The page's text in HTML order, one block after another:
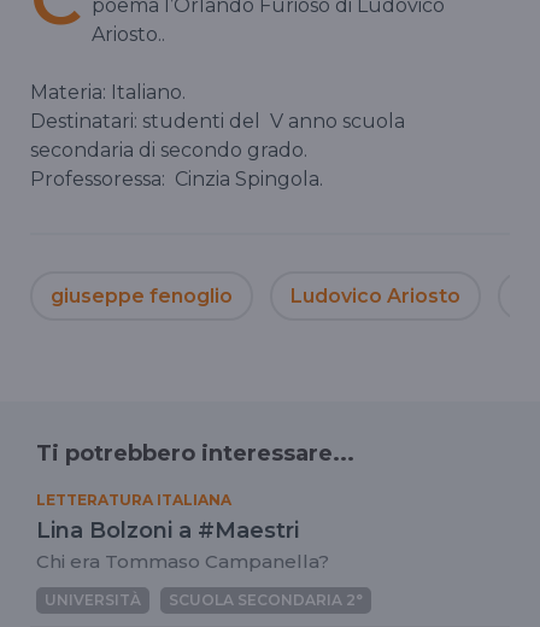
poema l’Orlando Furioso di Ludovico
Ariosto..
Materia: Italiano.
Destinatari: studenti del V anno scuola
secondaria di secondo grado.
Professoressa: Cinzia Spingola.
giuseppe fenoglio Ludovico Ariosto
Ti potrebbero interessare...
LETTERATURA ITALIANA
Lina Bolzoni a #Maestri
Chi era Tommaso Campanella?
UNIVERSITÀ SCUOLA SECONDARIA 2°